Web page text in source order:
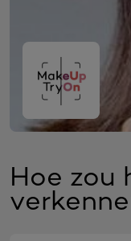
Hoe zou